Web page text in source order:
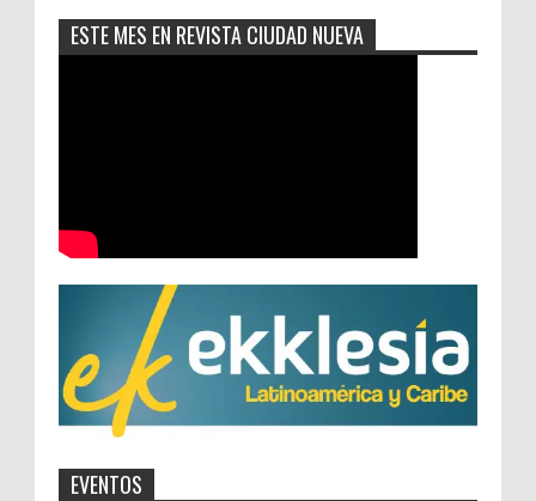
ESTE MES EN REVISTA CIUDAD NUEVA
EVENTOS